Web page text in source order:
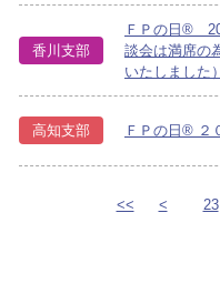
香川支部
ＦＰの日®
談会は満席の
いたしました）
高知支部 ＦＰの日® ２
<< < 23